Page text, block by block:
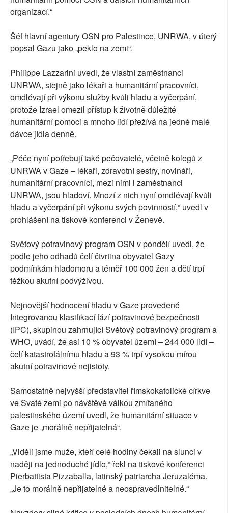
organizací.“
Šéf hlavní agentury OSN pro Palestince, UNRWA, v úterý
popsal Gazu jako „peklo na zemi“.
Philippe Lazzarini uvedl, že vlastní zaměstnanci
UNRWA, stejně jako lékaři a humanitární pracovníci,
omdlévají při výkonu služby kvůli hladu a vyčerpání,
protože Izrael omezil přístup k životně důležité
humanitární pomoci a mnoho lidí přežívá na jedné malé
dávce jídla denně.
„Péče nyní potřebují také pečovatelé, včetně kolegů z
UNRWA v Gaze – lékaři, zdravotní sestry, novináři,
humanitární pracovníci, mezi nimi i zaměstnanci
UNRWA, jsou hladoví. Mnozí z nich nyní omdlévají kvůli
hladu a vyčerpání při výkonu svých povinností,“ uvedl v
prohlášení na tiskové konferenci v Ženevě.
Světový potravinový program OSN v pondělí uvedl, že
podle jeho odhadů čelí čtvrtina obyvatel Gazy
podmínkám hladomoru a téměř 100 000 žen a dětí trpí
těžkou akutní podvýživou.
Nejnovější hodnocení hladu v Gaze provedené
Integrovanou klasifikací fází potravinové bezpečnosti
(IPC), skupinou zahrnující Světový potravinový program a
WHO, uvádí, že asi 10 % obyvatel území – 244 000 lidí –
čelí katastrofálnímu hladu a 93 % trpí vysokou mírou
akutní potravinové nejistoty.
Samostatně nejvyšší představitel římskokatolické církve
ve Svaté zemi po návštěvě válkou zmítaného
palestinského území uvedl, že humanitární situace v
Gaze je „morálně nepřijatelná“.
„Viděli jsme muže, kteří celé hodiny čekali na slunci v
naději na jednoduché jídlo,“ řekl na tiskové konferenci
Pierbattista Pizzaballa, latinský patriarcha Jeruzaléma.
„Je to morálně nepřijatelné a neospravedlnitelné.“